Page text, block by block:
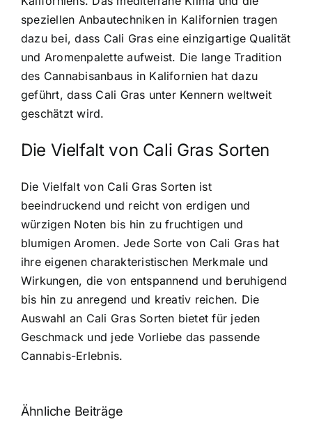
speziellen Anbautechniken in Kalifornien tragen
dazu bei, dass Cali Gras eine einzigartige Qualität
und Aromenpalette aufweist. Die lange Tradition
des Cannabisanbaus in Kalifornien hat dazu
geführt, dass Cali Gras unter Kennern weltweit
geschätzt wird.
Die Vielfalt von Cali Gras Sorten
Die Vielfalt von Cali Gras Sorten ist
beeindruckend und reicht von erdigen und
würzigen Noten bis hin zu fruchtigen und
blumigen Aromen. Jede Sorte von Cali Gras hat
ihre eigenen charakteristischen Merkmale und
Wirkungen, die von entspannend und beruhigend
bis hin zu anregend und kreativ reichen. Die
Auswahl an Cali Gras Sorten bietet für jeden
Geschmack und jede Vorliebe das passende
Cannabis-Erlebnis.
Ähnliche Beiträge
Neue THC-